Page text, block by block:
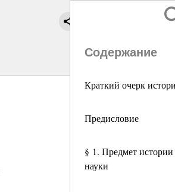
Содержание
Краткий очерк
Предисловие
§ 1. Предмет
науки